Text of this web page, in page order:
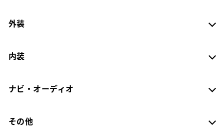
外装
内装
ナビ・オーディオ
その他